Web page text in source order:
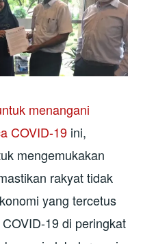
menangani
COVID-19 ini,
mengemukakan
rakyat tidak
yang tercetus
19 di peringkat